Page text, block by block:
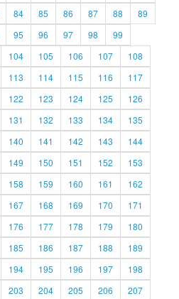
84 85 86 87 88
89
95 96 97 98
99
104 105 106 107
108
113 114 115 116
117
122 123 124 125
126
131 132 133 134
135
140 141 142 143
144
149 150 151 152
153
158 159 160 161
162
167 168 169 170
171
176 177 178 179
180
185 186 187 188
189
194 195 196 197
198
203 204 205 206
207